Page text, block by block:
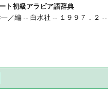
ト初級アラビア語辞典
／編 -- 白水社 -- １９９７．２ --